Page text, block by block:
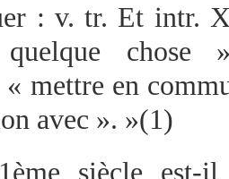
: v. tr. Et intr.
chose
mettre en
avec ». »(1)
siècle est-il